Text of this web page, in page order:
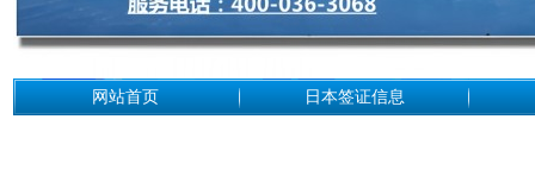
网站首页 日本签证信息